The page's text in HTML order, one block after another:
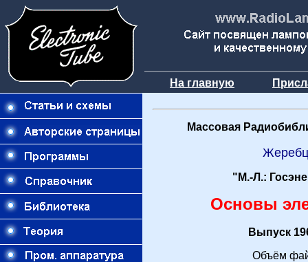
На главную
Массовая
"М.-Л.:
Основы
Выпуск
Объём